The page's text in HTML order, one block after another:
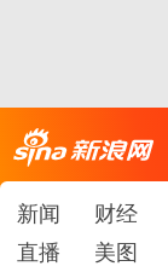
新闻 财经
直播
美图